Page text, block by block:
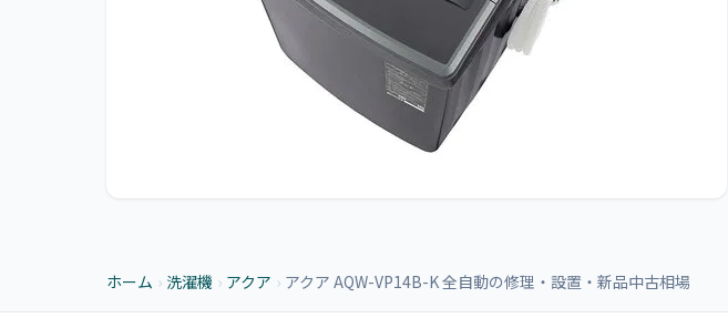
ホーム › 洗濯機 › アクア › アクア AQW-VP14B-K 全自動の修理・設置・新品中古相場